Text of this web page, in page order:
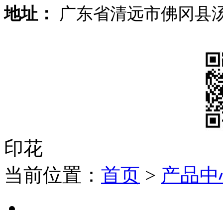
地址：
广东省清远市佛冈县
印花
当前位置： 首页 > 产品